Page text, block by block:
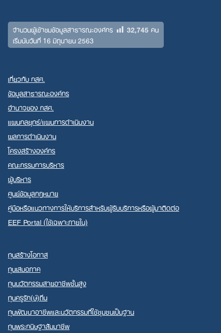
จำนวนผู้เข้าชมข้อมูลสาธารณะองค์กร 32,745คน
เริ่มนับวันที่ 16 มิถุนายน 2563
เกี่ยวกับ กสศ.
ข้อมูลสาธารณะองค์กร
อำนาจของ กสศ.
แผนกลยุทธ์/แผนการดำเนินงาน
ผลการดำเนินงาน
โครงสร้างองค์กร
คณะกรรมการบริหาร
ผู้บริหาร
ศูนย์ข้อมูลกฎหมาย
คู่มือหรือแนวทางการให้บริการสำหรับผู้รับบริการหรือผู้มาติดต่อ
EEF Portal (ใช้เฉพาะภายใน)
ทุนสร้างโอกาส
ทุนเสมอภาค
ทุนนวัตกรรมสายอาชีพชั้นสูง
ทุนครูรัก(ษ์)ถิ่น
ทุนพัฒนาอาชีพและนวัตกรรมที่ใช้ชุมชนเป็นฐาน
ทุนพระกนิษฐาสัมมาชีพ